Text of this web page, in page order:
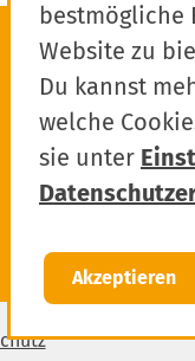
bestmögliche
Website zu
Du kannst
welche
sie unter
Akzeptieren